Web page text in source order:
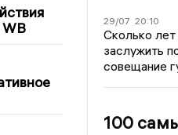
29/07 20:10
Сколько
заслужить
совещание
100